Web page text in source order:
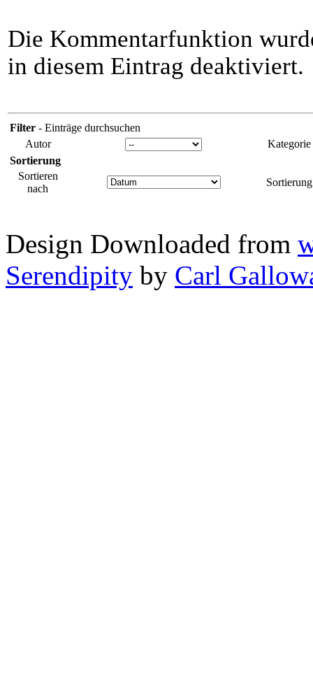
Die Kommentarfunktion
in diesem Eintrag deaktiviert.
Filter - Einträge durchsuchen
Autor
Kategorie
Sortierung
Sortieren
nach
Sortierung
Design Downloaded from
Serendipity by Carl